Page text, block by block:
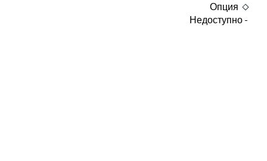
Опция
Недоступно -